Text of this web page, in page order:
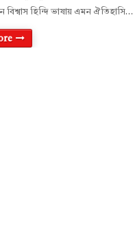
বিশ্বাস হিন্দি ভাষায় এমন ঐতিহাসি…